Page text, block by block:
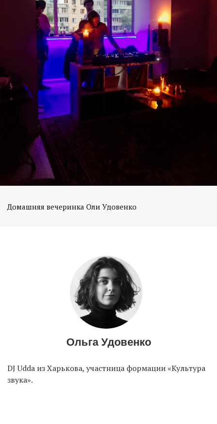
Домашняя вечеринка Оли Удовенко
Ольга Удовенко
DJ Udda из Харькова, участница формации «Культура
звука».